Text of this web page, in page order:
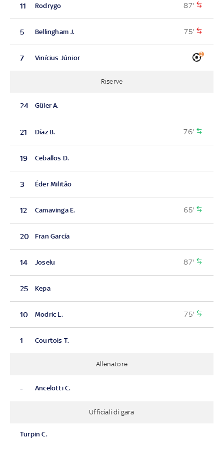
11 Rodrygo 87'
5 Bellingham J. 75'
7 Vinícius Júnior 2
Riserve
24 Güler A.
21 Díaz B. 76'
19 Ceballos D.
3 Éder Militão
12 Camavinga E. 65'
20 Fran García
14 Joselu 87'
25 Kepa
10 Modric L. 75'
1 Courtois T.
Allenatore
- Ancelotti C.
Ufficiali di gara
Turpin C.